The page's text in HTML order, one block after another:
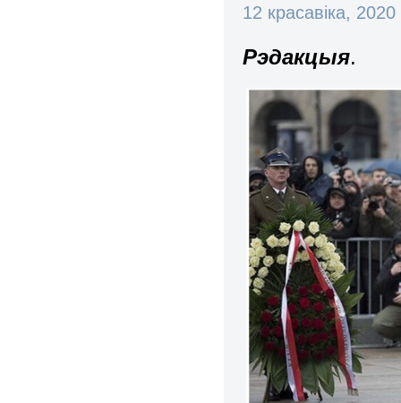
12 красавіка, 2020
Рэдакцыя.